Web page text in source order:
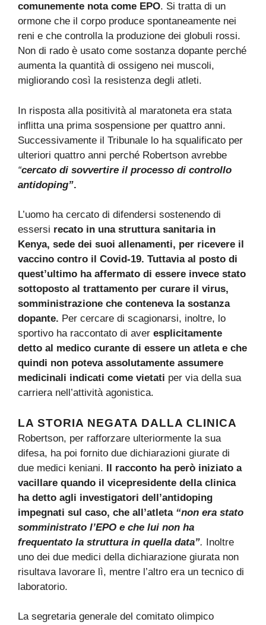
comunemente nota come EPO. Si tratta di un
ormone che il corpo produce spontaneamente nei
reni e che controlla la produzione dei globuli rossi.
Non di rado è usato come sostanza dopante perché
aumenta la quantità di ossigeno nei muscoli,
migliorando così la resistenza degli atleti.
In risposta alla positività al maratoneta era stata
inflitta una prima sospensione per quattro anni.
Successivamente il Tribunale lo ha squalificato per
ulteriori quattro anni perché Robertson avrebbe
“cercato di sovvertire il processo di controllo
antidoping”.
L’uomo ha cercato di difendersi sostenendo di
essersi recato in una struttura sanitaria in
Kenya, sede dei suoi allenamenti, per ricevere il
vaccino contro il Covid-19. Tuttavia al posto di
quest’ultimo ha affermato di essere invece stato
sottoposto al trattamento per curare il virus,
somministrazione che conteneva la sostanza
dopante. Per cercare di scagionarsi, inoltre, lo
sportivo ha raccontato di aver esplicitamente
detto al medico curante di essere un atleta e che
quindi non poteva assolutamente assumere
medicinali indicati come vietati per via della sua
carriera nell’attività agonistica.
LA STORIA NEGATA DALLA CLINICA
Robertson, per rafforzare ulteriormente la sua
difesa, ha poi fornito due dichiarazioni giurate di
due medici keniani. Il racconto ha però iniziato a
vacillare quando il vicepresidente della clinica
ha detto agli investigatori dell’antidoping
impegnati sul caso, che all’atleta “non era stato
somministrato l’EPO e che lui non ha
frequentato la struttura in quella data”. Inoltre
uno dei due medici della dichiarazione giurata non
risultava lavorare lì, mentre l’altro era un tecnico di
laboratorio.
La segretaria generale del comitato olimpico